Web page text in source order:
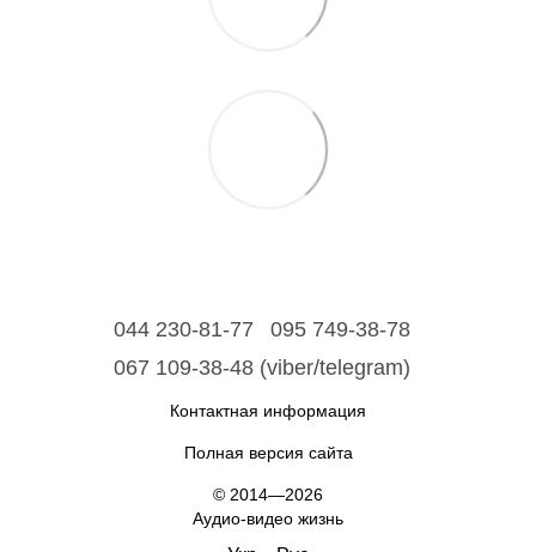
044 230-81-77
095 749-38-78
067 109-38-48 (viber/telegram)
Контактная информация
Полная версия сайта
© 2014—2026
Аудио-видео жизнь